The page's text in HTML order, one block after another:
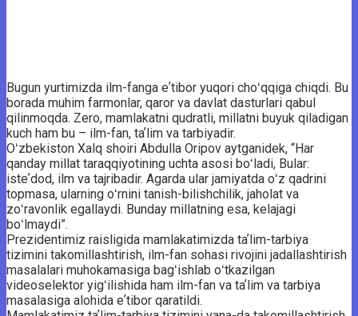
Bugun yurtimizda ilm-fanga eʼtibor yuqori choʻqqiga chiqdi. Bu
borada muhim farmonlar, qaror va davlat dasturlari qabul
qilinmoqda. Zero, mamlakatni qudratli, millatni buyuk qiladigan
kuch ham bu – ilm-fan, taʼlim va tarbiyadir.
Oʻzbekiston Xalq shoiri Abdulla Oripov aytganidek, “Har
qanday millat taraqqiyotining uchta asosi boʻladi, Bular:
isteʼdod, ilm va tajribadir. Agarda ular jamiyatda oʻz qadrini
topmasa, ularning oʻrnini tanish-bilishchilik, jaholat va
zoʻravonlik egallaydi. Bunday millatning esa, kelajagi
boʻlmaydi”.
Prezidentimiz raisligida mamlakatimizda taʼlim-tarbiya
tizimini takomillashtirish, ilm-fan sohasi rivojini jadallashtirish
masalalari muhokamasiga bagʻishlab oʻtkazilgan
videoselektor yigʻilishida ham ilm-fan va taʼlim va tarbiya
masalasiga alohida eʼtibor qaratildi.